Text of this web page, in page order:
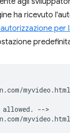
ha ricevuto
per
allowed. -->